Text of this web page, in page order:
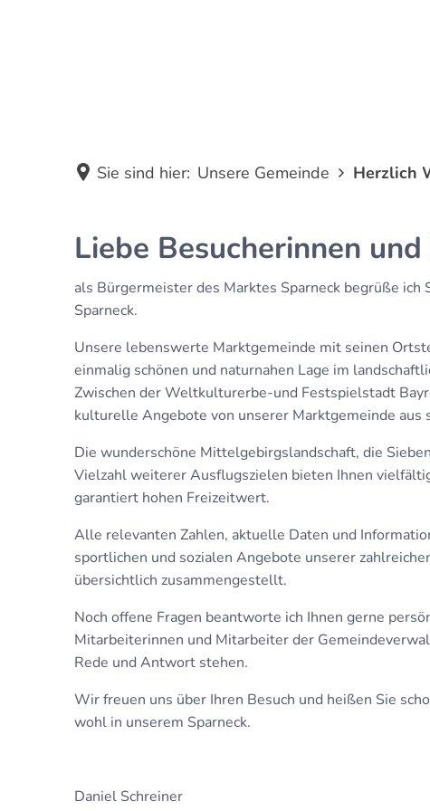
Sie sind hier: Unsere Gemeinde Herzlich
Liebe Besucherinnen
als Bürgermeister des Marktes Sparneck begrüße
Sparneck.
Unsere lebenswerte Marktgemeinde mit seinen
einmalig schönen und naturnahen Lage im
Zwischen der Weltkulturerbe-und Festspielstadt
kulturelle Angebote von unserer Marktgemeinde aus
Die wunderschöne Mittelgebirgslandschaft, die
Vielzahl weiterer Ausflugszielen bieten Ihnen
garantiert hohen Freizeitwert.
Alle relevanten Zahlen, aktuelle Daten und
sportlichen und sozialen Angebote unserer
übersichtlich zusammengestellt.
Noch offene Fragen beantworte ich Ihnen gerne
Mitarbeiterinnen und Mitarbeiter der
Rede und Antwort stehen.
Wir freuen uns über Ihren Besuch und heißen Sie
wohl in unserem Sparneck.
Daniel Schreiner